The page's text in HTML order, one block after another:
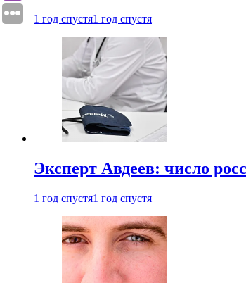
1 год спустя1 год спустя
Эксперт Авдеев: число
1 год спустя1 год спустя